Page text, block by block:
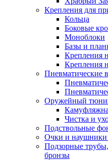
Крепления для
Кольца
Боковые
Моноблоки
Базы и
Крепления
Крепления
Пневматические
Оружейный
Чистка и
Подствольные
Очки и наушники
Подзорные
бронзы